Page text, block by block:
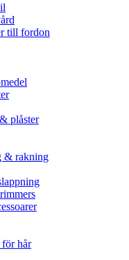
till fordon
plåster
& rakning
hår